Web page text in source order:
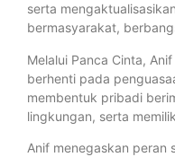
serta
bermasyarakat,
Melalui Panca Cinta,
berhenti pada
membentuk pribadi
lingkungan, serta
Anif menegaskan peran